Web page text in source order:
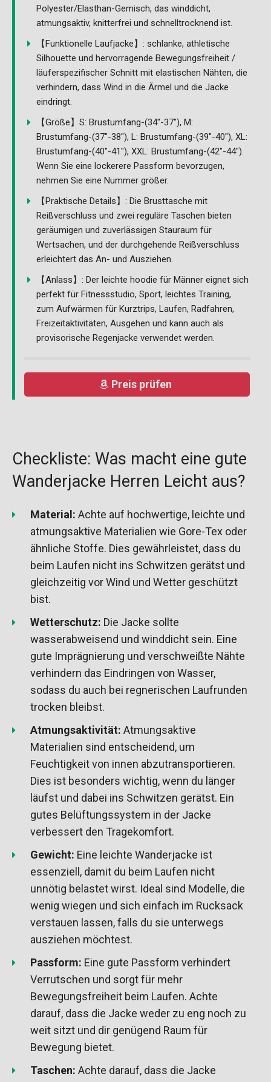
Polyester/Elasthan-Gemisch, das winddicht,
atmungsaktiv, knitterfrei und schnelltrocknend ist.
【Funktionelle Laufjacke】: schlanke, athletische
Silhouette und hervorragende Bewegungsfreiheit /
läuferspezifischer Schnitt mit elastischen Nähten, die
verhindern, dass Wind in die Ärmel und die Jacke
eindringt.
【Größe】S: Brustumfang-(34"-37"), M:
Brustumfang-(37"-38"), L: Brustumfang-(39"-40"), XL:
Brustumfang-(40"-41"), XXL: Brustumfang-(42"-44").
Wenn Sie eine lockerere Passform bevorzugen,
nehmen Sie eine Nummer größer.
【Praktische Details】: Die Brusttasche mit
Reißverschluss und zwei reguläre Taschen bieten
geräumigen und zuverlässigen Stauraum für
Wertsachen, und der durchgehende Reißverschluss
erleichtert das An- und Ausziehen.
【Anlass】: Der leichte hoodie für Männer eignet sich
perfekt für Fitnessstudio, Sport, leichtes Training,
zum Aufwärmen für Kurztrips, Laufen, Radfahren,
Freizeitaktivitäten, Ausgehen und kann auch als
provisorische Regenjacke verwendet werden.
Preis prüfen
Checkliste: Was macht eine gute
Wanderjacke Herren Leicht aus?
Material: Achte auf hochwertige, leichte und
atmungsaktive Materialien wie Gore-Tex oder
ähnliche Stoffe. Dies gewährleistet, dass du
beim Laufen nicht ins Schwitzen gerätst und
gleichzeitig vor Wind und Wetter geschützt
bist.
Wetterschutz: Die Jacke sollte
wasserabweisend und winddicht sein. Eine
gute Imprägnierung und verschweißte Nähte
verhindern das Eindringen von Wasser,
sodass du auch bei regnerischen Laufrunden
trocken bleibst.
Atmungsaktivität: Atmungsaktive
Materialien sind entscheidend, um
Feuchtigkeit von innen abzutransportieren.
Dies ist besonders wichtig, wenn du länger
läufst und dabei ins Schwitzen gerätst. Ein
gutes Belüftungssystem in der Jacke
verbessert den Tragekomfort.
Gewicht: Eine leichte Wanderjacke ist
essenziell, damit du beim Laufen nicht
unnötig belastet wirst. Ideal sind Modelle, die
wenig wiegen und sich einfach im Rucksack
verstauen lassen, falls du sie unterwegs
ausziehen möchtest.
Passform: Eine gute Passform verhindert
Verrutschen und sorgt für mehr
Bewegungsfreiheit beim Laufen. Achte
darauf, dass die Jacke weder zu eng noch zu
weit sitzt und dir genügend Raum für
Bewegung bietet.
Taschen: Achte darauf, dass die Jacke